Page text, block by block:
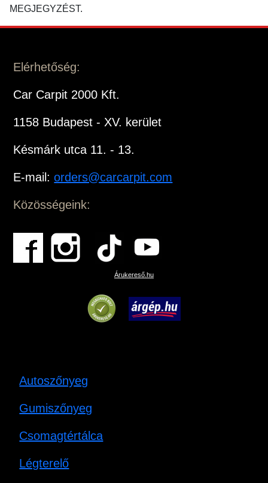
MEGJEGYZÉST.
Elérhetőség:
Car Carpit 2000 Kft.
1158 Budapest - XV. kerület
Késmárk utca 11. - 13.
E-mail:orders@carcarpit.com
Közösségeink:
Árukereső.hu
Autoszőnyeg
Gumiszőnyeg
Csomagtértálca
Légterelő